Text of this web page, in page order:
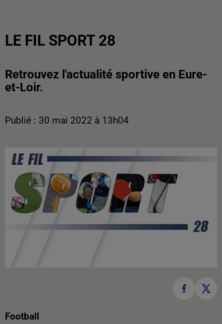
LE FIL SPORT 28
Retrouvez l'actualité sportive en Eure-
et-Loir.
Publié : 30 mai 2022 à 13h04
Football